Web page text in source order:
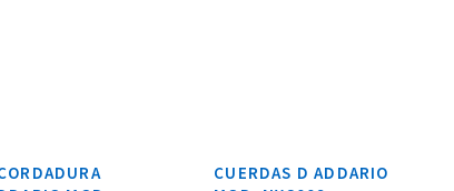
CUERDAS D ADDARIO